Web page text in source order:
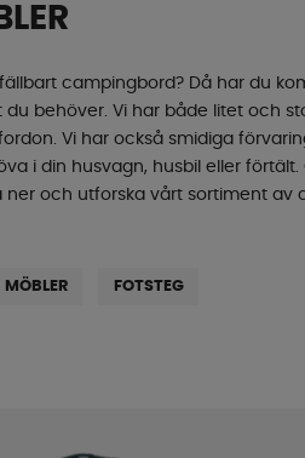
campingbord? Då har du
behöver. Vi har både litet och
Vi har också smidiga
i din husvagn, husbil eller
ner och utforska vårt sortiment av
MÖBLER FOTSTEG